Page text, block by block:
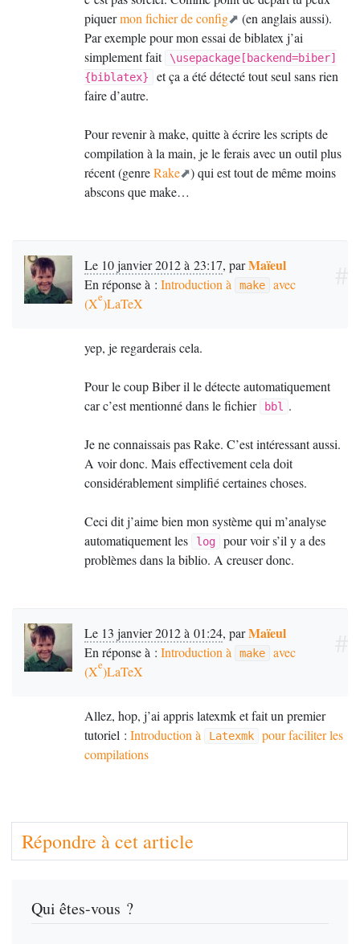
piquermon fichier de config
(en anglais aussi).
Par exemple pour mon essai de biblatex j’ai
simplement fait
\usepackage[backend=biber]
{biblatex}
et ça a été détecté tout seul sans rien
faire d’autre.
Pour revenir à make, quitte à écrire les scripts de
compilation à la main, je le ferais avec un outil plus
récent (genreRake
) qui est tout de même moins
abscons que make…
Le 10 janvier 2012 à 23:17, parMaïeul
En réponse à : Introduction à make
avec
(Xe)LaTeX
yep, je regarderais cela.
Pour le coup Biber il le détecte automatiquement
car c’est mentionné dans le fichier
bbl .
Je ne connaissais pas Rake. C’est intéressant aussi.
A voir donc. Mais effectivement cela doit
considérablement simplifié certaines choses.
Ceci dit j’aime bien mon système qui m’analyse
automatiquement les
log
pour voir s’il y a des
problèmes dans la biblio. A creuser donc.
Le 13 janvier 2012 à 01:24, parMaïeul
En réponse à : Introduction à make
avec
(Xe)LaTeX
Allez, hop, j’ai appris latexmk et fait un premier
tutoriel : Introduction à Latexmk
pour faciliter les
compilations
Répondre à cet article
Qui êtes-vous ?